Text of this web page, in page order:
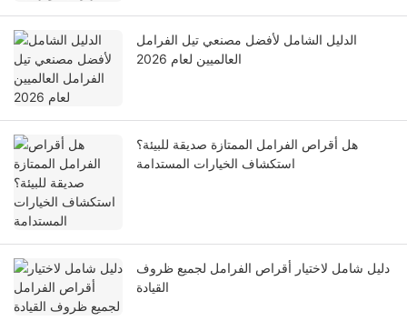
الدليل الشامل لأفضل مصنعي تيل الفرامل
العالميين لعام 2026
هل أقراص الفرامل الممتازة صديقة للبيئة؟
استكشاف الخيارات المستدامة
دليل شامل لاختيار أقراص الفرامل لجميع ظروف
القيادة